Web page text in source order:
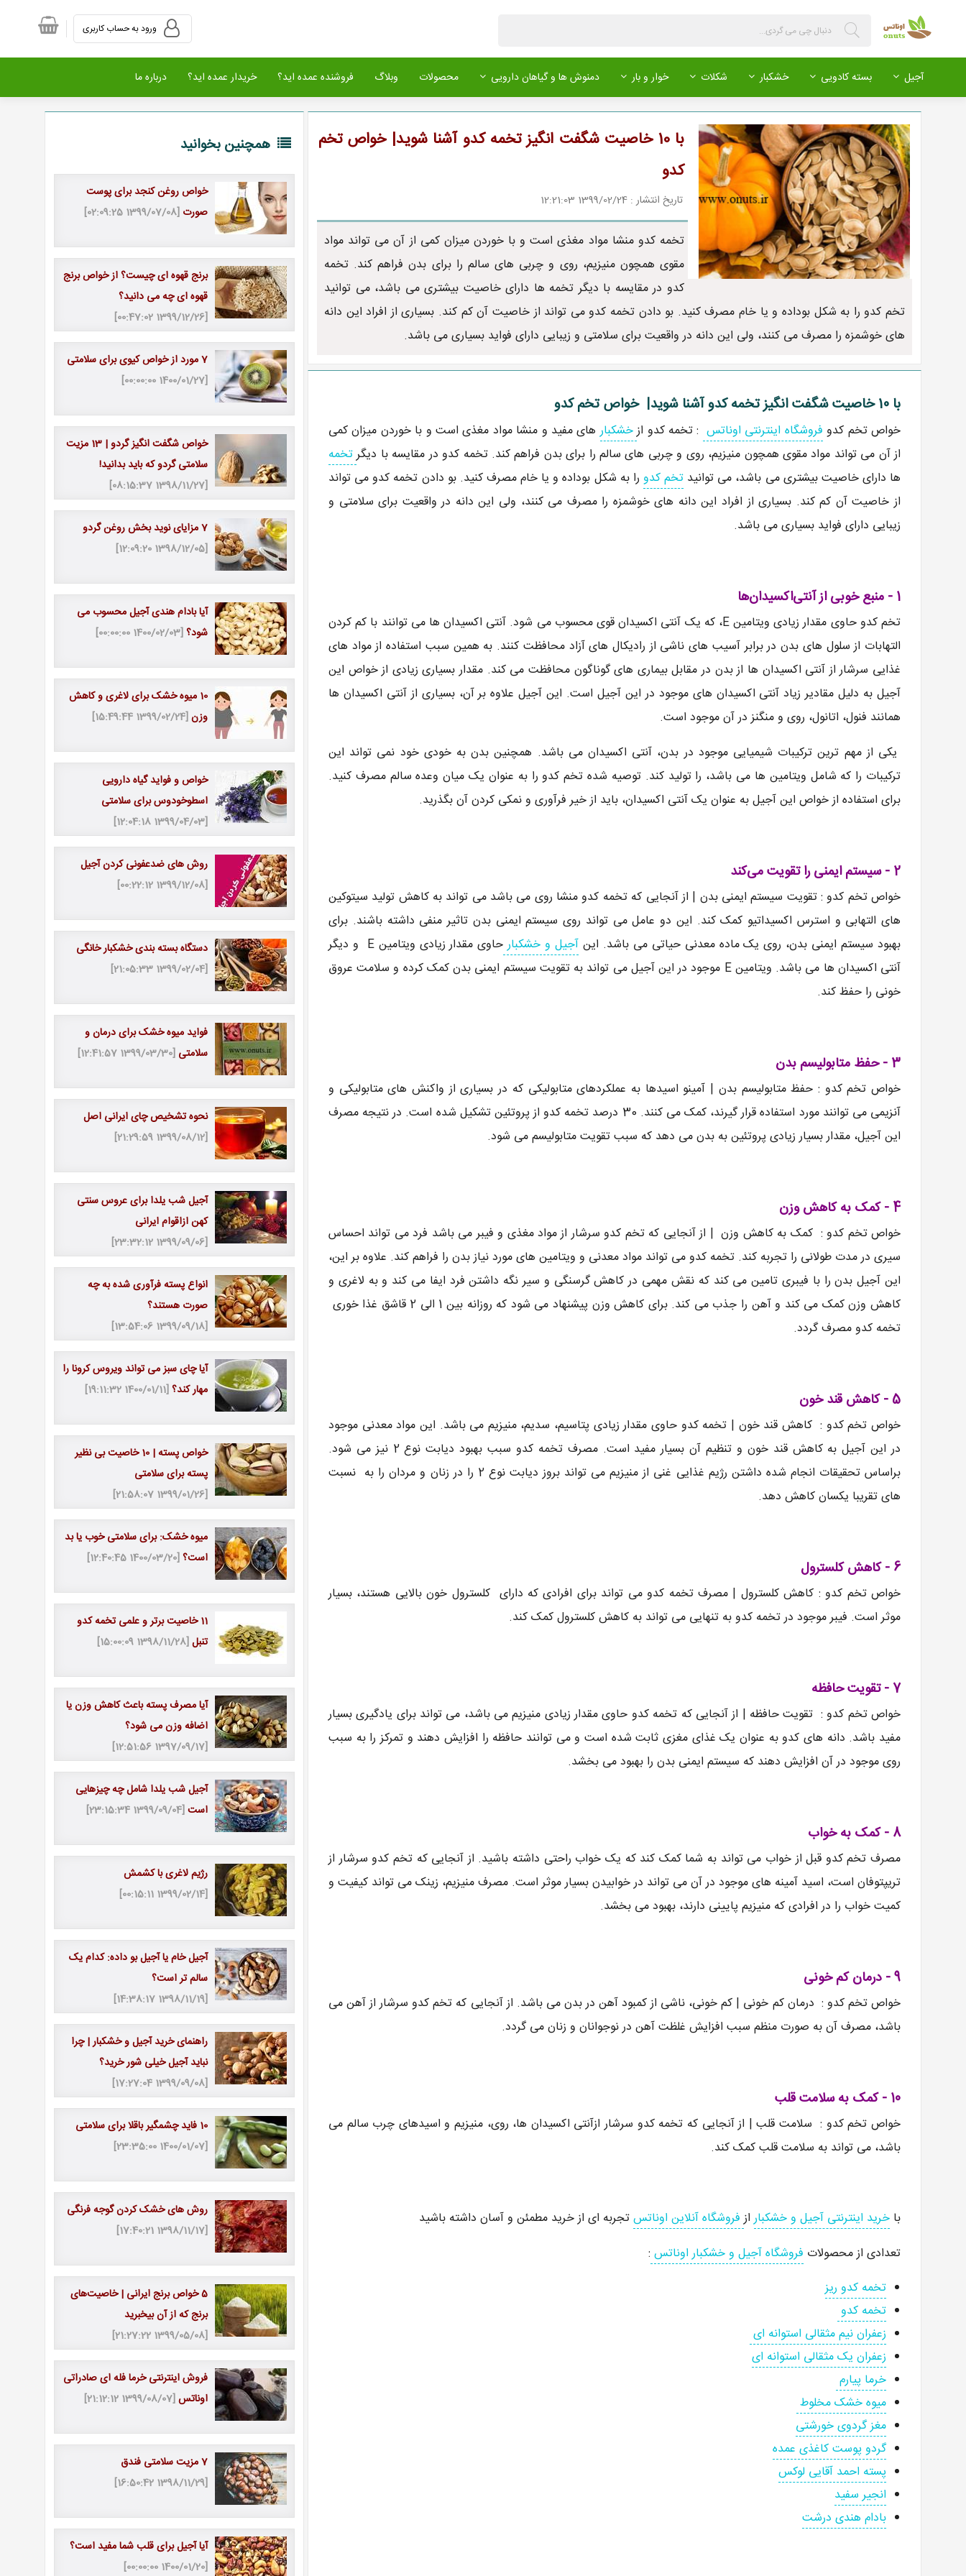
آجیل بسته کادویی خشکبار شکلات خوار و بار دمنوش ها و گیاهان دارویی محصولات وبلاگ فروشنده عمده اید؟ خریدار عمده اید؟ درباره ما
با 10 خاصیت شگفت انگیز تخمه کدو آشنا شوید| خواص تخم
کدو
تاریخ انتشار : 1399/02/24 12:21:03
تخمه کدو منشا مواد مغذی است و با خوردن میزان کمی از آن می تواند مواد
مقوی همچون منیزیم، روی و چربی های سالم را برای بدن فراهم کند. تخمه
کدو در مقایسه با دیگر تخمه ها دارای خاصیت بیشتری می باشد، می توانید
تخم کدو را به شکل بوداده و یا خام مصرف کنید. بو دادن تخمه کدو می تواند از خاصیت آن کم کند. بسیاری از افراد این دانه
های خوشمزه را مصرف می کنند، ولی این دانه در واقعیت برای سلامتی و زیبایی دارای فواید بسیاری می باشد.
با 10 خاصیت شگفت انگیز تخمه کدو آشنا شوید| خواص تخم کدو
خواص تخم کدو فروشگاه اینترنتی اوناتس : تخمه کدو ازخشکبارهای مفید و منشا مواد مغذی است و با خوردن میزان کمی
از آن می تواند مواد مقوی همچون منیزیم، روی و چربی های سالم را برای بدن فراهم کند. تخمه کدو در مقایسه با دیگرتخمه
ها دارای خاصیت بیشتری می باشد، می توانید تخم کدو را به شکل بوداده و یا خام مصرف کنید. بو دادن تخمه کدو می تواند
از خاصیت آن کم کند. بسیاری از افراد این دانه های خوشمزه را مصرف می کنند، ولی این دانه در واقعیت برای سلامتی و
زیبایی دارای فواید بسیاری می باشد.
1 - منبع خوبی از آنتی‌اکسیدان‌ها
تخم کدو حاوی مقدار زیادی ویتامین E، که یک آنتی اکسیدان قوی محسوب می شود. آنتی اکسیدان ها می توانند با کم کردن
التهابات از سلول های بدن در برابر آسیب های ناشی از رادیکال های آزاد محافظت کنند. به همین سبب استفاده از مواد های
غذایی سرشار از آنتی اکسیدان ها از بدن در مقابل بیماری های گوناگون محافظت می کند. مقدار بسیاری زیادی از خواص این
آجیل به دلیل مقادیر زیاد آنتی اکسیدان های موجود در این آجیل است. این آجیل علاوه بر آن، بسیاری از آنتی اکسیدان ها
همانند فنول، اتانول، روی و منگنز در آن موجود است.
یکی از مهم ترین ترکیبات شیمیایی موجود در بدن، آنتی اکسیدان می باشد. همچنین بدن به خودی خود نمی تواند این
ترکیبات را که شامل ویتامین ها می باشد، را تولید کند. توصیه شده تخم کدو را به عنوان یک میان وعده سالم مصرف کنید.
برای استفاده از خواص این آجیل به عنوان یک آنتی اکسیدان، باید از خیر فرآوری و نمکی کردن آن بگذرید.
2 - سیستم ایمنی را تقویت می‌کند
خواص تخم کدو : تقویت سیستم ایمنی بدن | از آنجایی که تخمه کدو منشا روی می باشد می تواند به کاهش تولید سیتوکین
های التهابی و استرس اکسیداتیو کمک کند. این دو عامل می تواند روی سیستم ایمنی بدن تاثیر منفی داشته باشند. برای
بهبود سیستم ایمنی بدن، روی یک ماده معدنی حیاتی می باشد. این آجیل و خشکبار
حاوی مقدار زیادی ویتامین E و دیگر
آنتی اکسیدان ها می باشد. ویتامین E موجود در این آجیل می تواند به تقویت سیستم ایمنی بدن کمک کرده و سلامت عروق
خونی را حفظ کند.
3 - حفظ متابولیسم بدن
خواص تخم کدو : حفظ متابولیسم بدن | آمینو اسیدها به عملکردهای متابولیکی که در بسیاری از واکنش های متابولیکی و
آنزیمی می توانند مورد استفاده قرار گیرند، کمک می کنند. 30 درصد تخمه کدو از پروتئین تشکیل شده است. در نتیجه مصرف
این آجیل، مقدار بسیار زیادی پروتئین به بدن می دهد که سبب تقویت متابولیسم می شود.
4 - کمک به کاهش وزن
خواص تخم کدو : کمک به کاهش وزن | از آنجایی که تخم کدو سرشار از مواد مغذی و فیبر می باشد فرد می تواند احساس
سیری در مدت طولانی را تجربه کند. تخمه کدو می تواند مواد معدنی و ویتامین های مورد نیاز بدن را فراهم کند. علاوه بر این،
این آجیل بدن را با فیبری تامین می کند که نقش مهمی در کاهش گرسنگی و سیر نگه داشتن فرد ایفا می کند و به لاغری و
کاهش وزن کمک می کند و آهن را جذب می کند. برای کاهش وزن پیشنهاد می شود که روزانه بین 1 الی 2 قاشق غذا خوری
تخمه کدو مصرف گردد.
5 - کاهش قند خون
خواص تخم کدو : کاهش قند خون | تخمه کدو حاوی مقدار زیادی پتاسیم، سدیم، منیزیم می باشد. این مواد معدنی موجود
در این آجیل به کاهش قند خون و تنظیم آن بسیار مفید است. مصرف تخمه کدو سبب بهبود دیابت نوع 2 نیز می شود.
براساس تحقیقات انجام شده داشتن رژیم غذایی غنی از منیزیم می تواند بروز دیابت نوع 2 را در زنان و مردان را به نسبت
های تقریبا یکسان کاهش دهد.
6 - کاهش کلسترول
خواص تخم کدو : کاهش کلسترول | مصرف تخمه کدو می تواند برای افرادی که دارای کلسترول خون بالایی هستند، بسیار
موثر است. فیبر موجود در تخمه کدو به تنهایی می تواند به کاهش کلسترول کمک کند.
7 - تقویت حافظه
خواص تخم کدو : تقویت حافظه | از آنجایی که تخمه کدو حاوی مقدار زیادی منیزیم می باشد، می تواند برای یادگیری بسیار
مفید باشد. دانه های کدو به عنوان یک غذای مغزی ثابت شده است و می توانند حافظه را افزایش دهند و تمرکز را به سبب
روی موجود در آن افزایش دهند که سیستم ایمنی بدن را بهبود می بخشد.
8 - کمک به خواب
مصرف تخم کدو قبل از خواب می تواند به شما کمک کند که یک خواب راحتی داشته باشید. از آنجایی که تخم کدو سرشار از
تریپتوفان است، اسید آمینه های موجود در آن می تواند در خوابیدن بسیار موثر است. مصرف منیزیم، زینک می تواند کیفیت و
کمیت خواب را در افرادی که منیزیم پایینی دارند، بهبود می بخشد.
9 - درمان کم خونی
خواص تخم کدو : درمان کم خونی | کم خونی، ناشی از کمبود آهن در بدن می باشد. از آنجایی که تخم کدو سرشار از آهن می
باشد، مصرف آن به صورت منظم سبب افزایش غلظت آهن در نوجوانان و زنان می گردد.
10 - کمک به سلامت قلب
خواص تخم کدو : سلامت قلب | از آنجایی که تخمه کدو سرشار ازآنتی اکسیدان ها، روی، منیزیم و اسیدهای چرب سالم می
باشد، می تواند به سلامت قلب کمک کند.
با خرید اینترنتی آجیل و خشکبارازفروشگاه آنلاین اوناتستجربه ای از خرید مطمئن و آسان داشته باشید
تعدادی از محصولات فروشگاه آجیل و خشکبار اوناتس :
تخمه کدو ریز
تخمه کدو
زعفران نیم مثقالی استوانه ای
زعفران یک مثقالی استوانه ای
خرما پیارم
میوه خشک مخلوط
مغز گردوی خورشتی
گردو پوست کاغذی عمده
پسته احمد آقایی لوکس
انجیر سفید
بادام هندی درشت
همچنین بخوانید
خواص روغن کنجد برای پوست
صورت [1399/07/08 02:09:25]
برنج قهوه ای چیست؟ از خواص برنج
قهوه ای چه می دانید؟
[1399/12/26 00:47:02]
7 مورد از خواص کیوی برای سلامتی
[1400/01/27 00:00:00]
خواص شگفت انگیز گردو | 13 مزیت
سلامتی گردو که باید بدانید!
[1398/11/27 08:15:37]
7 مزایای نوید بخش روغن گردو
[1398/12/05 12:09:20]
آیا بادام هندی آجیل محسوب می
شود؟[1400/02/03 00:00:00]
10 میوه خشک برای لاغری و کاهش
وزن[1399/02/24 15:49:44]
خواص و فواید گیاه دارویی
اسطوخودوس برای سلامتی
[1399/04/03 12:04:18]
روش های ضدعفونی کردن آجیل
[1399/12/08 00:22:12]
دستگاه بسته بندی خشکبار خانگی
[1399/02/04 21:05:33]
فواید میوه خشک برای درمان و
سلامتی [1399/03/30 12:41:57]
نحوه تشخیص چای ایرانی اصل
[1399/08/12 21:29:59]
آجیل شب یلدا برای عروس سنتی
کهن ازاقوام ایرانی
[1399/09/06 23:32:12]
انواع پسته فرآوری ‌شده به چه
صورت هستند؟
[1399/09/18 13:54:06]
آیا چای سبز می تواند ویروس کرونا را
مهار کند؟[1400/01/11 19:11:32]
خواص پسته | 10 خاصیت بی نظیر
پسته برای سلامتی
[1399/01/26 21:58:07]
میوه خشک: برای سلامتی خوب یا بد
است؟[1400/03/20 12:40:45]
11 خاصیت برتر و علمی تخمه کدو
تنبل[1398/11/28 15:00:09]
آیا مصرف پسته باعث کاهش وزن یا
اضافه وزن می شود؟
[1397/09/17 12:51:56]
آجیل شب یلدا شامل چه چیزهایی
است[1399/09/04 23:15:34]
رژیم لاغری با کشمش
[1399/02/14 00:15:11]
آجیل خام یا آجیل بو داده: کدام یک
سالم تر است؟
[1398/11/19 14:38:17]
راهنمای خرید آجیل و خشکبار | چرا
نباید آجیل خیلی شور خرید؟
[1399/09/08 17:27:04]
10 فاید چشمگیر باقلا برای سلامتی
[1400/01/07 23:35:00]
روش های خشک کردن گوجه فرنگی
[1398/11/17 17:40:21]
5 خواص برنج ایرانی | خاصیت‎‌های
برنج که از آن بی‎خبرید
[1399/05/08 21:27:22]
فروش اینترنتی خرما فله ای صادراتی
اوناتس[1399/08/07 21:12:12]
7 مزیت سلامتی فندق
[1398/11/29 16:50:42]
آیا آجیل برای قلب شما مفید است؟
[1400/01/20 00:00:00]